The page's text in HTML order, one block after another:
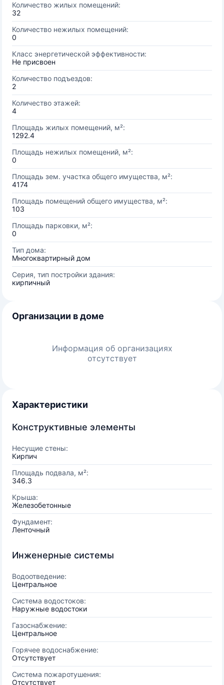
Количество жилых помещений:
32
Количество нежилых помещений:
0
Класс энергетической эффективности:
Не присвоен
Количество подъездов:
2
Количество этажей:
4
Площадь жилых помещений, м²:
1292.4
Площадь нежилых помещений, м²:
0
Площадь зем. участка общего имущества, м²:
4174
Площадь помещений общего имущества, м²:
103
Площадь парковки, м²:
0
Тип дома:
Многоквартирный дом
Серия, тип постройки здания:
кирпичный
Организации в доме
Информация об организациях
отсутствует
Характеристики
Конструктивные элементы
Несущие стены:
Кирпич
Площадь подвала, м²:
346.3
Крыша:
Железобетонные
Фундамент:
Ленточный
Инженерные системы
Водоотведение:
Центральное
Система водостоков:
Наружные водостоки
Газоснабжение:
Центральное
Горячее водоснабжение:
Отсутствует
Система пожаротушения:
Отсутствует